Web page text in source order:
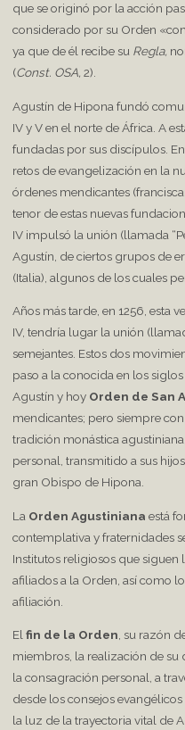
que se originó por la acción
considerado por su Orden
ya que de él recibe su Regla,
(Const. OSA, 2).
Agustín de Hipona fundó
IV y V en el norte de África. A
fundadas por sus discípulos.
retos de evangelización en la
órdenes mendicantes
tenor de estas nuevas
IV impulsó la unión (llamada
Agustín, de ciertos grupos de
(Italia), algunos de los cuales
Años más tarde, en 1256, esta
IV, tendría lugar la unión
semejantes. Estos dos
paso a la conocida en los
Agustín y hoy Orden de San
mendicantes; pero siempre
tradición monástica
personal, transmitido a sus
gran Obispo de Hipona.
La Orden Agustiniana está
contemplativa y fraternidades
Institutos religiosos que siguen
afiliados a la Orden, así como
afiliación.
El fin de la Orden , su razón
miembros, la realización de su
la consagración personal, a
desde los consejos
la luz de la trayectoria vital de